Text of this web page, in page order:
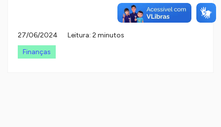
27/06/2024
Leitura: 2 minutos
Finanças